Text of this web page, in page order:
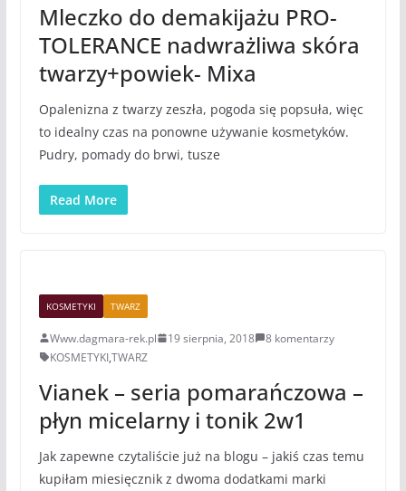
Mleczko do demakijażu PRO-
TOLERANCE nadwrażliwa skóra
twarzy+powiek- Mixa
Opalenizna z twarzy zeszła, pogoda się popsuła, więc
to idealny czas na ponowne używanie kosmetyków.
Pudry, pomady do brwi, tusze
Read More
KOSMETYKI TWARZ
Www.dagmara-rek.pl 19 sierpnia, 2018
8 komentarzy
KOSMETYKI,TWARZ
Vianek – seria pomarańczowa –
płyn micelarny i tonik 2w1
Jak zapewne czytaliście już na blogu – jakiś czas temu
kupiłam miesięcznik z dwoma dodatkami marki